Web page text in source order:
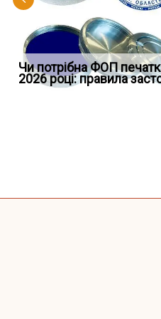
помер, але позика
як фраза «на
Переоформлення
відстрочки за іншою
підставою: нов
Чи потрібна ФОП
2026 році: правила
При зарахуванні в
покарання днів